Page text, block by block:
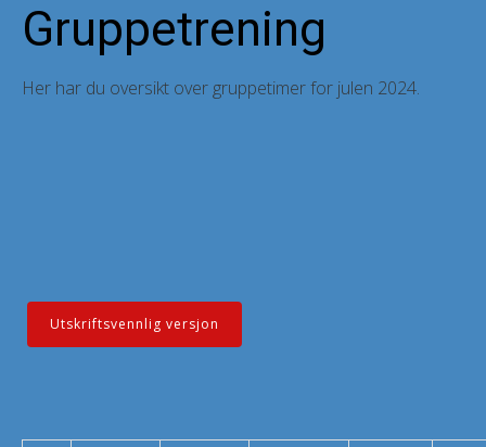
Gruppetrening
Her har du oversikt over gruppetimer for julen 2024.
Utskriftsvennlig versjon